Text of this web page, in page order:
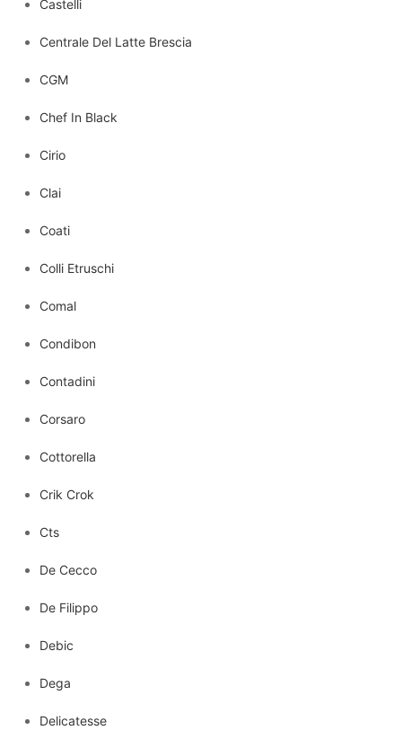
Castelli
Centrale Del Latte Brescia
CGM
Chef In Black
Cirio
Clai
Coati
Colli Etruschi
Comal
Condibon
Contadini
Corsaro
Cottorella
Crik Crok
Cts
De Cecco
De Filippo
Debic
Dega
Delicatesse